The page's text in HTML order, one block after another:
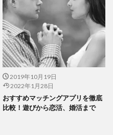
2019年10月19日
2022年1月28日
おすすめマッチングアプリを徹底
比較！遊びから恋活、婚活まで